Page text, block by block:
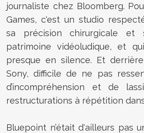
journaliste chez Bloomberg.
Games, c'est un studio
sa précision chirurgicale et
patrimoine vidéoludique, et
presque en silence. Et
Sony, difficile de ne pas
d’incompréhension et de
restructurations à répétition dans
Bluepoint n’était d'ailleurs pas